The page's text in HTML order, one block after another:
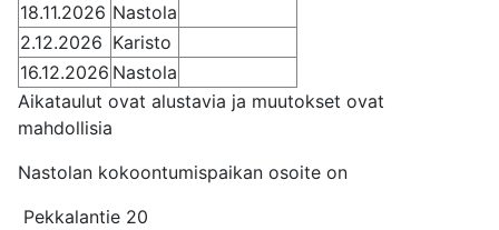
18.11.2026 Nastola
2.12.2026 Karisto
16.12.2026 Nastola
Aikataulut ovat alustavia ja muutokset ovat
mahdollisia
Nastolan kokoontumispaikan osoite on
Pekkalantie 20